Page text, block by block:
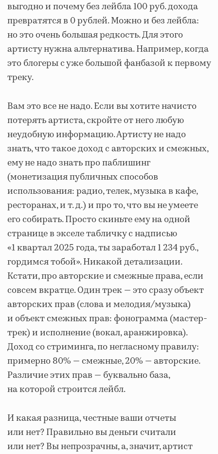
выгодно и почему без лейбла 100 руб. дохода
превратятся в 0 рублей. Можно и без лейбла:
но это очень большая редкость. Для этого
артисту нужна альтернатива. Например, когда
это блогеры с уже большой фанбазой к первому
треку.
Вам это все не надо. Если вы хотите начисто
потерять артиста, скройте от него любую
неудобную информацию. Артисту не надо
знать, что такое доход с авторских и смежных,
ему не надо знать про паблишинг
(монетизация публичных способов
использования: радио, телек, музыка в кафе,
ресторанах, и т. д.) и про то, что вы не умеете
его собирать. Просто скиньте ему на одной
странице в экселе табличку с надписью
«1 квартал 2025 года, ты заработал 1 234 руб.,
гордимся тобой». Никакой детализации.
Кстати, про авторские и смежные права, если
совсем вкратце. Один трек — это сразу объект
авторских прав (слова и мелодия/музыка)
и объект смежных прав: фонограмма (мастер-
трек) и исполнение (вокал, аранжировка).
Доход со стриминга, по негласному правилу:
примерно 80% — смежные, 20% — авторские.
Различие этих прав — буквально база,
на которой строится лейбл.
И какая разница, честные ваши отчеты
или нет? Правильно вы деньги считали
или нет? Вы непрозрачны, а, значит, артист